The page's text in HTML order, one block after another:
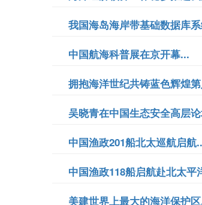
我国海岛海岸带基础数据库
中国航海科普展在京开幕...
拥抱海洋世纪共铸蓝色辉煌
吴晓青在中国生态安全高层
中国渔政201船北太巡航启航
中国渔政118船启航赴北太
美建世界上最大的海洋保护